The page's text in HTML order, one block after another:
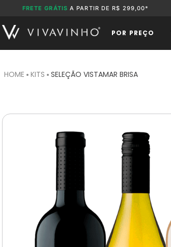
FRETE GRÁTIS A PARTIR DE R$ 299,00*
POR PREÇO
KITS SELEÇÃO VISTAMAR BRISA